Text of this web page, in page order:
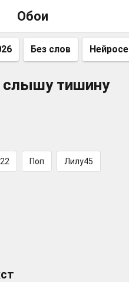
Обои
Без слов
слышу тишину
Поп Лилу45